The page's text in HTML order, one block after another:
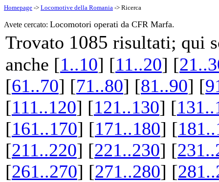
Homepage -> Locomotive della Romania -> Ricerca
Avete cercato: Locomotori operati da CFR Marfa.
Trovato 1085 risultati; qui
anche [1..10] [11..20] [
[61..70] [71..80] [81..90] [
[111..120] [121..130] [
[161..170] [171..180] [
[211..220] [221..230] [
[261..270] [271..280] [